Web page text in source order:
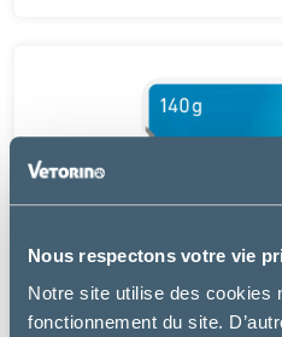
Nous respectons votre vie
Notre site utilise des cookies
fonctionnement du site.